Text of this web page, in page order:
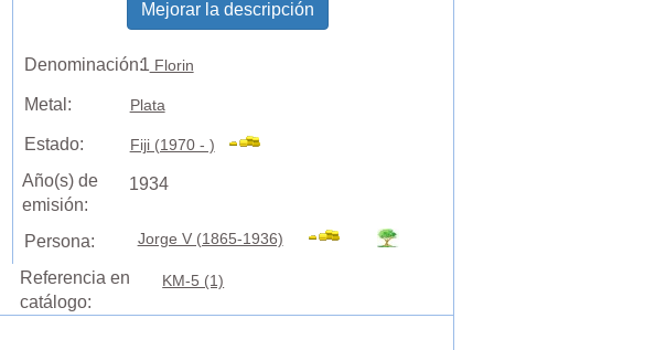
Mejorar la descripción
Denominación:1 Florin
Metal: Plata
Estado: Fiji (1970 - )
Año(s) de
emisión:
1934
Persona: Jorge V (1865-1936)
Referencia en
catálogo:
KM-5 (1)